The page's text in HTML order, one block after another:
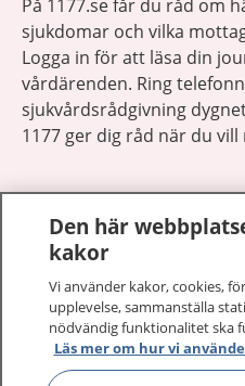
På 1177.se får du råd om
sjukdomar och vilka
Logga in för att läsa din
vårdärenden. Ring
sjukvårdsrådgivning
1177 ger dig råd när du
1177 på flera språk
Om 1177
Den här
kakor
Vi använder kakor, cookies,
upplevelse, sammanställa
nödvändig funktionalitet ska
Läs mer om hur vi